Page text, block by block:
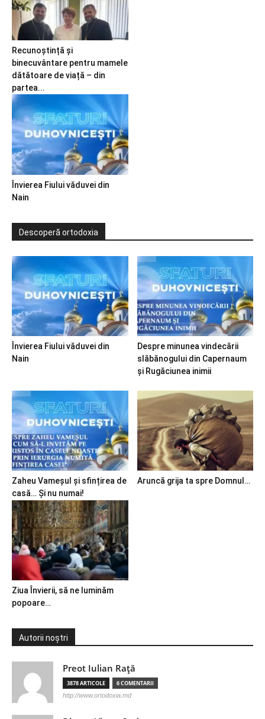
Recunoștință și
binecuvântare pentru mamele
dătătoare de viață – din
partea...
Învierea Fiului văduvei din
Nain
Descoperă ortodoxia
Învierea Fiului văduvei din
Nain
Despre minunea vindecării
slăbănogului din Capernaum
și Rugăciunea inimii
Zaheu Vameșul și sfințirea de
casă… Și nu numai!
Aruncă grija ta spre Domnul…
Ziua Învierii, să ne luminăm
popoare…
Autorii noștri
Preot Iulian Raţă
3878 ARTICOLE 6 COMENTARII
http://www.ortodoxia.md